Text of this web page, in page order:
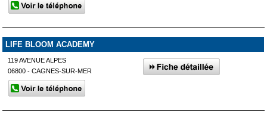
LIFE BLOOM ACADEMY
119 AVENUE ALPES
06800 - CAGNES-SUR-MER